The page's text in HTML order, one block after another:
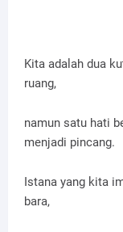
Kita adalah dua
ruang,
namun satu hati
menjadi pincang.
Istana yang kita
bara,